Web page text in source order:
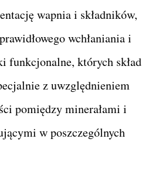
wapnia i składników,
wchłaniania i
funkcjonalne, których skład
z uwzględnieniem
pomiędzy minerałami i
w poszczególnych